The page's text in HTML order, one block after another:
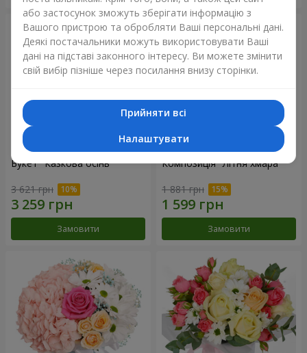
Букет "Казкова осінь"
3 621 грн
Замовити
Композиція "Літня хмара"
1 881 грн
Замовити
або застосунок зможуть зберігати інформацію з
Вашого пристрою та обробляти Ваші персональні дані.
Деякі постачальники можуть використовувати Ваші
дані на підставі законного інтересу. Ви можете змінити
свій вибір пізніше через посилання внизу сторінки.
Прийняти всі
Налаштувати